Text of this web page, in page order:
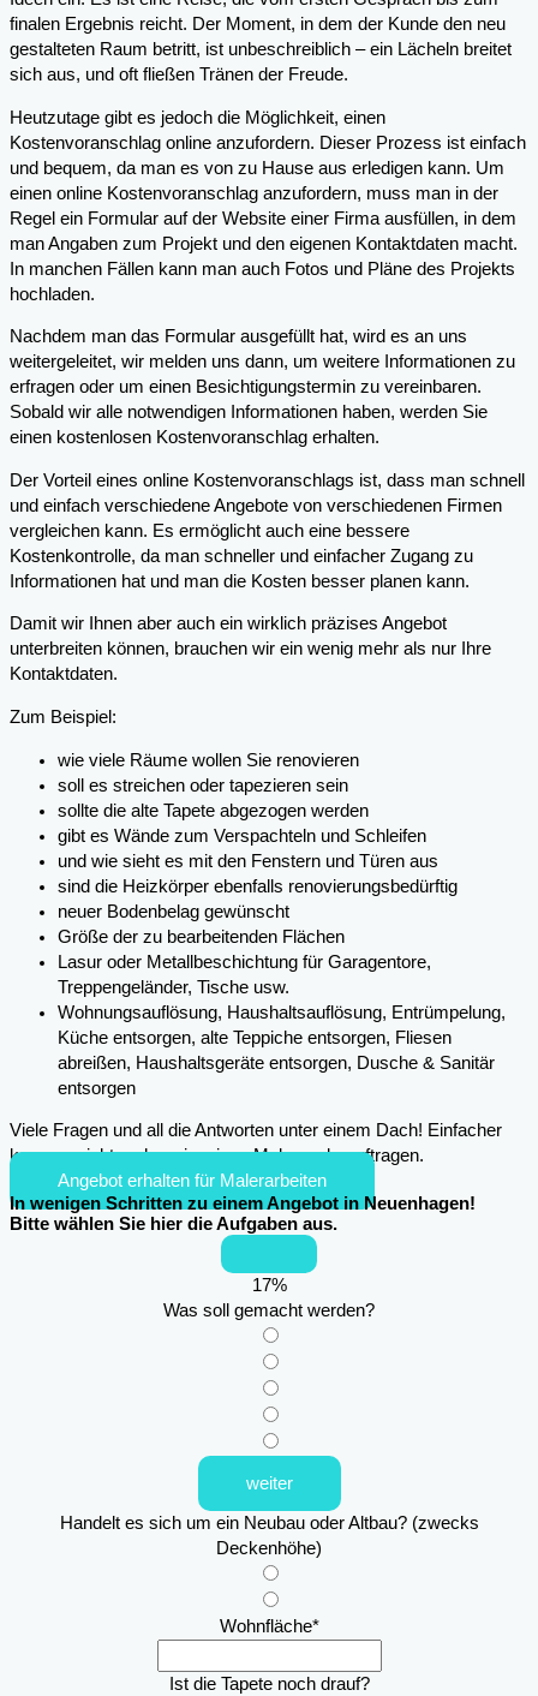
finalen Ergebnis reicht. Der Moment, in dem der Kunde den neu
gestalteten Raum betritt, ist unbeschreiblich – ein Lächeln breitet
sich aus, und oft fließen Tränen der Freude.
Heutzutage gibt es jedoch die Möglichkeit, einen
Kostenvoranschlag online anzufordern. Dieser Prozess ist einfach
und bequem, da man es von zu Hause aus erledigen kann. Um
einen online Kostenvoranschlag anzufordern, muss man in der
Regel ein Formular auf der Website einer Firma ausfüllen, in dem
man Angaben zum Projekt und den eigenen Kontaktdaten macht.
In manchen Fällen kann man auch Fotos und Pläne des Projekts
hochladen.
Nachdem man das Formular ausgefüllt hat, wird es an uns
weitergeleitet, wir melden uns dann, um weitere Informationen zu
erfragen oder um einen Besichtigungstermin zu vereinbaren.
Sobald wir alle notwendigen Informationen haben, werden Sie
einen kostenlosen Kostenvoranschlag erhalten.
Der Vorteil eines online Kostenvoranschlags ist, dass man schnell
und einfach verschiedene Angebote von verschiedenen Firmen
vergleichen kann. Es ermöglicht auch eine bessere
Kostenkontrolle, da man schneller und einfacher Zugang zu
Informationen hat und man die Kosten besser planen kann.
Damit wir Ihnen aber auch ein wirklich präzises Angebot
unterbreiten können, brauchen wir ein wenig mehr als nur Ihre
Kontaktdaten.
Zum Beispiel:
wie viele Räume wollen Sie renovieren
soll es streichen oder tapezieren sein
sollte die alte Tapete abgezogen werden
gibt es Wände zum Verspachteln und Schleifen
und wie sieht es mit den Fenstern und Türen aus
sind die Heizkörper ebenfalls renovierungsbedürftig
neuer Bodenbelag gewünscht
Größe der zu bearbeitenden Flächen
Lasur oder Metallbeschichtung für Garagentore,
Treppengeländer, Tische usw.
Wohnungsauflösung, Haushaltsauflösung, Entrümpelung,
Küche entsorgen, alte Teppiche entsorgen, Fliesen
abreißen, Haushaltsgeräte entsorgen, Dusche & Sanitär
entsorgen
Viele Fragen und all die Antworten unter einem Dach! Einfacher
kann es nicht mehr sein, einen Maler zu beauftragen.
Angebot erhalten für Malerarbeiten
In wenigen Schritten zu einem Angebot in Neuenhagen!
Bitte wählen Sie hier die Aufgaben aus.
17%
Was soll gemacht werden?
weiter
Handelt es sich um ein Neubau oder Altbau? (zwecks
Deckenhöhe)
Wohnfläche*
Ist die Tapete noch drauf?